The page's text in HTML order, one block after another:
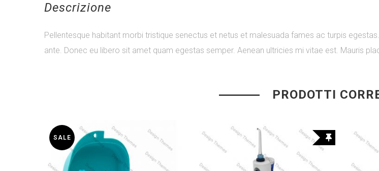
Descrizione
Pellentesque habitant morbi tristique senectus et netus et malesuada fames ac turpis
ante. Donec eu libero sit amet quam egestas semper. Aenean ultricies mi vitae est. Mauris
PRODOTTI
SALE